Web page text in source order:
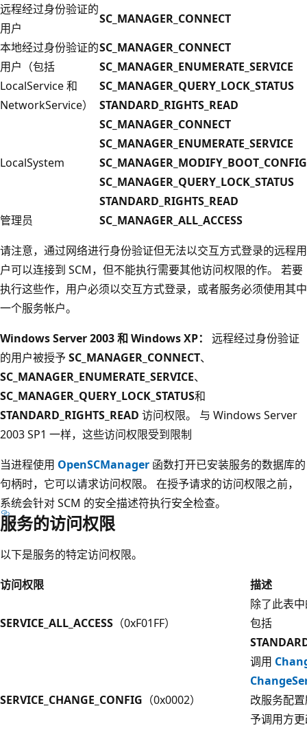
远程经过身份验证的
用户
SC_MANAGER_CONNECT
本地经过身份验证的
用户（包括
LocalService 和
NetworkService）
SC_MANAGER_CONNECT
SC_MANAGER_ENUMERATE_SERVICE
SC_MANAGER_QUERY_LOCK_STATUS
STANDARD_RIGHTS_READ
LocalSystem
SC_MANAGER_CONNECT
SC_MANAGER_ENUMERATE_SERVICE
SC_MANAGER_MODIFY_BOOT_CONFIG
SC_MANAGER_QUERY_LOCK_STATUS
STANDARD_RIGHTS_READ
管理员
SC_MANAGER_ALL_ACCESS
请注意，通过网络进行身份验证但无法以交互方式登录的远程用
户可以连接到 SCM，但不能执行需要其他访问权限的作。 若要
执行这些作，用户必须以交互方式登录，或者服务必须使用其中
一个服务帐户。
Windows Server 2003 和 Windows XP：
远程经过身份验证
的用户被授予 SC_MANAGER_CONNECT、
SC_MANAGER_ENUMERATE_SERVICE、
SC_MANAGER_QUERY_LOCK_STATUS和
STANDARD_RIGHTS_READ 访问权限。 与 Windows Server
2003 SP1 一样，这些访问权限受到限制
当进程使用 OpenSCManager 函数打开已安装服务的数据库的
句柄时，它可以请求访问权限。 在授予请求的访问权限之前，
系统会针对 SCM 的安全描述符执行安全检查。
服务的访问权限
以下是服务的特定访问权限。
访问权限
描述
SERVICE_ALL_ACCESS （0xF01FF）
除了此表
包括
SERVICE_CHANGE_CONFIG （0x0002）
调用
改服务配
予调用方